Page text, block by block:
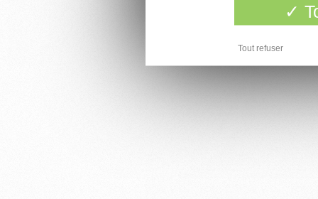
Tout refuser